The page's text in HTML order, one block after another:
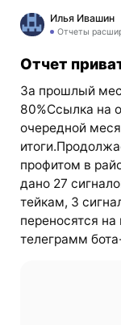
Илья Ивашин
Отчеты
Отчет
За прошлый
80%Ссылка на
очередной
профитом в
дано 27
тейкам, 3
переносятся
телеграмм